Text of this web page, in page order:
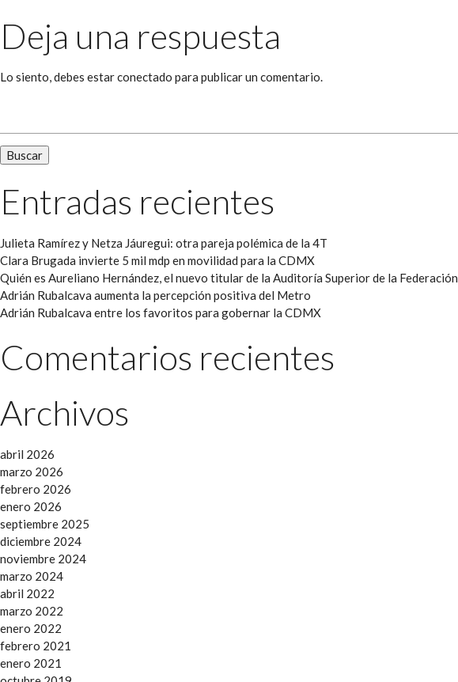
Deja una respuesta
Lo siento, debes estarconectado para publicar un comentario.
Entradas recientes
Julieta Ramírez y Netza Jáuregui: otra pareja polémica de la 4T
Clara Brugada invierte 5 mil mdp en movilidad para la CDMX
Quién es Aureliano Hernández, el nuevo titular de la Auditoría Superior de la Federación
Adrián Rubalcava aumenta la percepción positiva del Metro
Adrián Rubalcava entre los favoritos para gobernar la CDMX
Comentarios recientes
Archivos
abril 2026
marzo 2026
febrero 2026
enero 2026
septiembre 2025
diciembre 2024
noviembre 2024
marzo 2024
abril 2022
marzo 2022
enero 2022
febrero 2021
enero 2021